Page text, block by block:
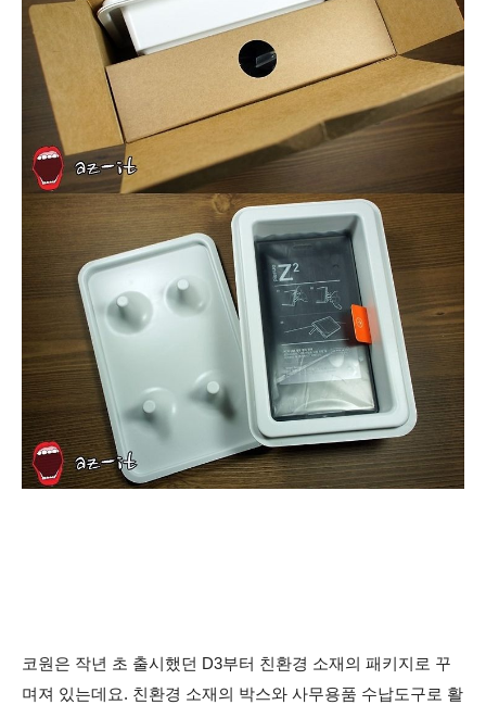
코원은 작년 초 출시했던 D3부터 친환경 소재의 패키지로 꾸
며져 있는데요. 친환경 소재의 박스와 사무용품 수납도구로 활